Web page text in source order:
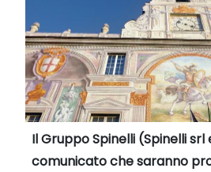
Il Gruppo Spinelli (Spinelli srl
comunicato che saranno